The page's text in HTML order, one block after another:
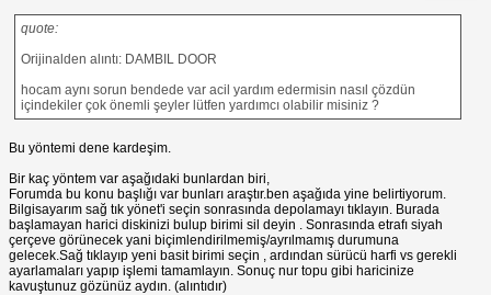
quote:
Orijinalden alıntı: DAMBIL DOOR
hocam aynı sorun bendede var acil yardım edermisin nasıl çözdün
içindekiler çok önemli şeyler lütfen yardımcı olabilir misiniz ?
Bu yöntemi dene kardeşim.
Bir kaç yöntem var aşağıdaki bunlardan biri,
Forumda bu konu başlığı var bunları araştır.ben aşağıda yine belirtiyorum.
Bilgisayarım sağ tık yönet'i seçin sonrasında depolamayı tıklayın. Burada
başlamayan harici diskinizi bulup birimi sil deyin . Sonrasında etrafı siyah
çerçeve görünecek yani biçimlendirilmemiş/ayrılmamış durumuna
gelecek.Sağ tıklayıp yeni basit birimi seçin , ardından sürücü harfi vs gerekli
ayarlamaları yapıp işlemi tamamlayın. Sonuç nur topu gibi haricinize
kavuştunuz gözünüz aydın. (alıntıdır)